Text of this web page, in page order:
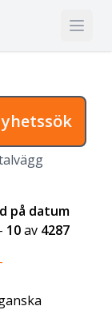
på datum
- 10av 4287